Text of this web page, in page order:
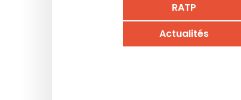
RATP
Actualités